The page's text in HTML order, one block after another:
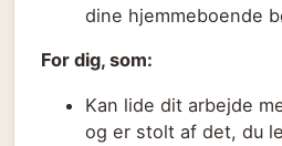
dine hjemmeboende
For dig, som:
Kan lide dit arbejde
og er stolt af det, du